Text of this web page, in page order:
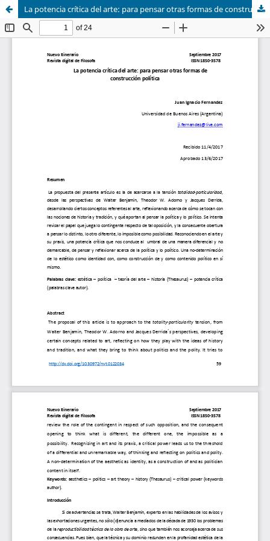
La potencia crítica del arte: para pensar otras formas de construcción política